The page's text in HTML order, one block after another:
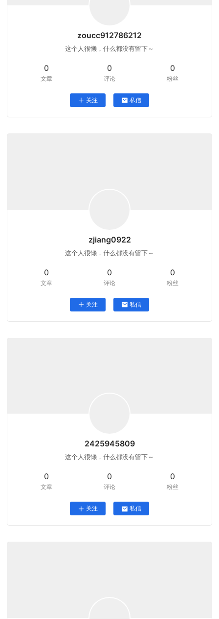
zoucc912786212
这个人很懒，什么都没有留下～
0
文章
0
评论
0
粉丝
关注 私信
zjiang0922
这个人很懒，什么都没有留下～
0
文章
0
评论
0
粉丝
关注 私信
2425945809
这个人很懒，什么都没有留下～
0
文章
0
评论
0
粉丝
关注 私信